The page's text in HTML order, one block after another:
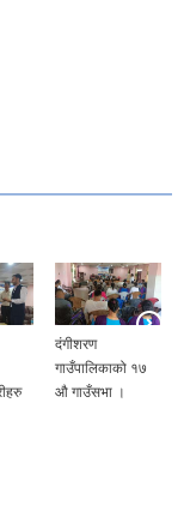
दंगीशरण
गाउँपालिकाको १७
औ गाउँसभा ।